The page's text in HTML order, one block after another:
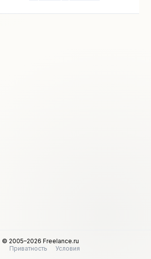
© 2005–2026 Freelance.ru
Приватность
Условия